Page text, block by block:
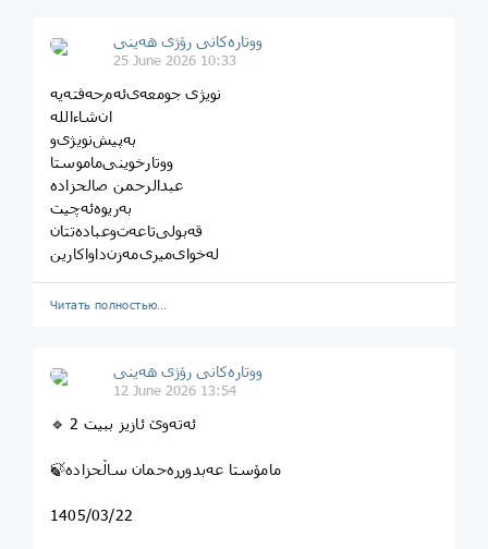
ووتارەکانی رۆژی ھەینی
25 June 2026 10:33
نویژی جومعه‌ی‌ئه‌م‌حه‌فته‌یه
ان‌شاءالله
عبدالرحمن‌ صالحزاده
به‌ریوه‌ئه‌چیت
له‌خوای‌میری‌مه‌زن‌داواکارین
Читать полностью…
ووتارەکانی رۆژی ھەینی
12 June 2026 13:54
🔹 ئەتەوێ ئازیز ببیت 2
🍃مامۆستا عەبدورڕەحمان ساڵحزادە
1405/03/22